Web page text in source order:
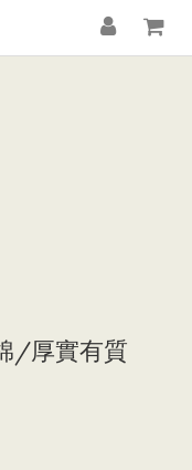
/厚實有質